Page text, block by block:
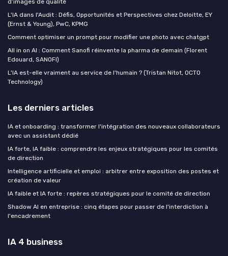
d’images de qualité
L'IA dans l'Audit : Défis, Opportunités et Perspectives chez Deloitte, EY
(Ernst & Young), PwC, KPMG
Comment optimiser un prompt pour modifier une photo avec chatgpt
All in on AI : Comment Sanofi réinvente la pharma de demain (Florent
Edouard, SANOFI)
L'IA est-elle vraiment au service de l'humain ? (Tristan Nitot, OCTO
Technology)
Les derniers articles
IA et onboarding : transformer l'intégration des nouveaux collaborateurs
avec un assistant dédié
IA forte, IA faible : comprendre les enjeux stratégiques pour les comités
de direction
Intelligence artificielle et emploi : arbitrer entre exposition des postes et
création de valeur
IA faible et IA forte : repères stratégiques pour le comité de direction
Shadow AI en entreprise : cinq étapes pour passer de l'interdiction à
l'encadrement
IA 4 business